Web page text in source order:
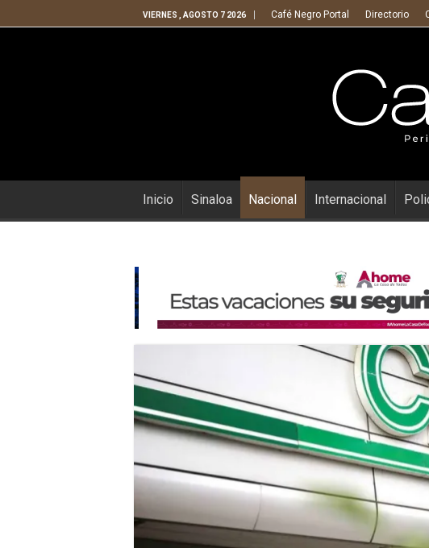
VIERNES , AGOSTO 7 2026 Café Negro Portal Directorio
Inicio Sinaloa Nacional Internacional